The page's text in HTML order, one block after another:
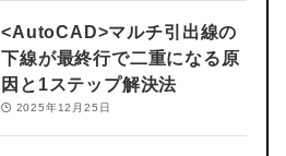
<AutoCAD>マルチ引出線の
下線が最終行で二重になる原
因と1ステップ解決法
2025年12月25日